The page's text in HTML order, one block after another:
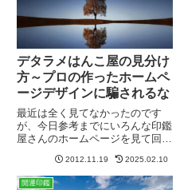
デタラメはんこ屋の見分け
方～プロの作ったホームペ
ージデザインに騙されるな
最近は全く見てなかったのです
が、今日参考までにいろんな印鑑
屋さんのホームページを見て回っ
インの進化には目を見張るものが
あります。「プロに頼めばここま
2012.11.19 2025.02.10
開運印鑑